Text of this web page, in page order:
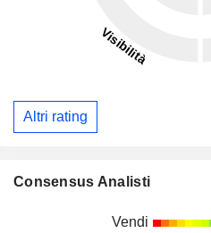
Altri rating
Consensus Analisti
Vendi